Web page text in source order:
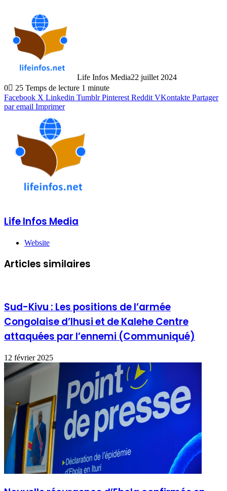
Life Infos Media22 juillet 2024
0
25 Temps de lecture 1 minute
Facebook X Linkedin Tumblr Pinterest Reddit VKontakte Partager
par email Imprimer
Life Infos Media
Website
Articles similaires
Sud-Kivu : Les positions de l’armée
Congolaise d’Ihusi et de Kalehe Centre
attaquées par l’ennemi (Communiqué)
12 février 2025